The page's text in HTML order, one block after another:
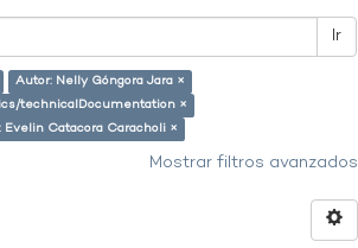
Ir
Autor: Nelly Góngora Jara ×
technicalDocumentation ×
Evelin Catacora Caracholi ×
Mostrar filtros avanzados